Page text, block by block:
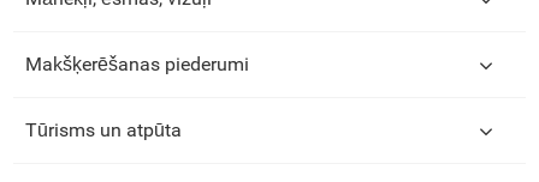
Makšķerēšanas piederumi
Tūrisms un atpūta